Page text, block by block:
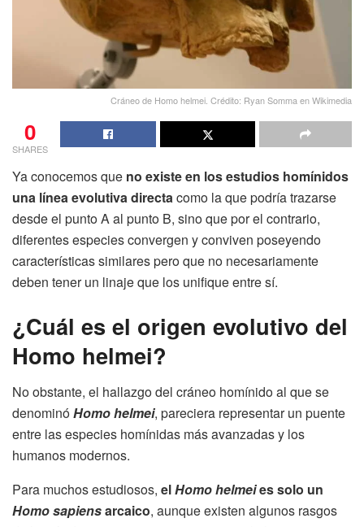
Cráneo de Homo helmei. Crédito: Ryan Somma en Wikimedia
0
SHARES
Ya conocemos que no existe en los estudios homínidos
una línea evolutiva directacomo la que podría trazarse
desde el punto A al punto B, sino que por el contrario,
diferentes especies convergen y conviven poseyendo
características similares pero que no necesariamente
deben tener un linaje que los unifique entre sí.
¿Cuál es el origen evolutivo del
Homo helmei?
No obstante, el hallazgo del cráneo homínido al que se
denominóHomo helmei, pareciera representar un puente
entre las especies homínidas más avanzadas y los
humanos modernos.
Para muchos estudiosos, elHomo helmeies solo un
Homo sapiensarcaico, aunque existen algunos rasgos